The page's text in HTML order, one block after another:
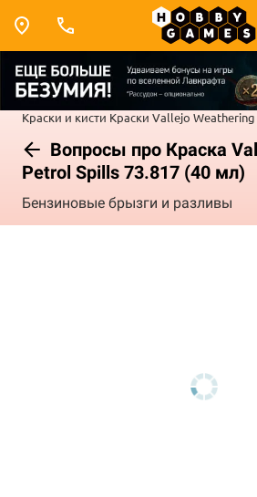
Краски и кисти Краски Vallejo
Вопросы про Краска
Petrol Spills 73.817 (40 мл)
Бензиновые брызги и разливы